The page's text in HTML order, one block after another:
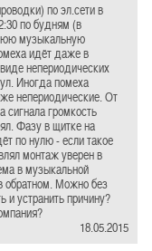
по эл.сети в
по будням (в
музыкальную
идёт даже в
непериодических
Иногда помеха
непериодические. От
сигнала громкость
Фазу в щитке на
по нулю - если такое
монтаж уверен в
в музыкальной
обратном. Можно без
и устранить причину?
18.05.2015